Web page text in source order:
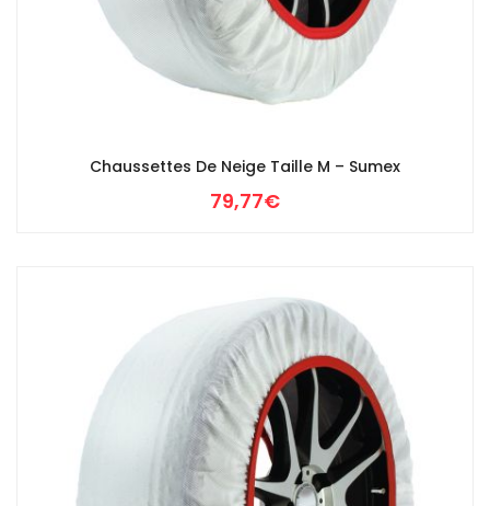
Chaussettes De Neige Taille M – Sumex
79,77€